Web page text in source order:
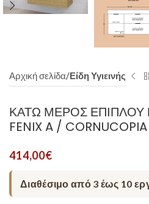
Αρχική σελίδα Είδη Υγιεινής
ΚΆΤΩ ΜΈΡΟΣ ΕΠΊΠΛΟΥ
FENIX A /
414,00€
Διαθέσιμο από 3 έως 10